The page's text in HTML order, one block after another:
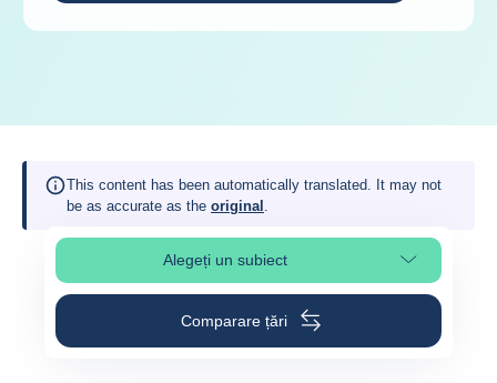
This content has been automatically translated. It may not
be as accurate as the original .
Alegeți un subiectSelect page section
Comparare țări